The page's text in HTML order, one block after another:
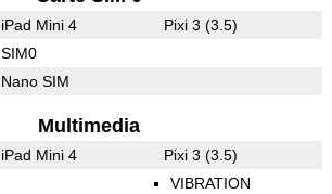
iPad Mini 4 Pixi 3 (3.5)
SIM0
Nano SIM
Multimedia
iPad Mini 4 Pixi 3 (3.5)
VIBRATION